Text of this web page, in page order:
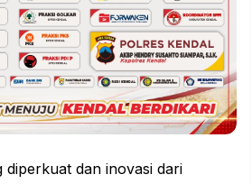
diperkuat dan inovasi dari